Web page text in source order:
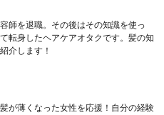
師を退職。その後はその知識を使っ
転身したヘアケアオタクです。髪の知
介します！
が薄くなった女性を応援！自分の経験